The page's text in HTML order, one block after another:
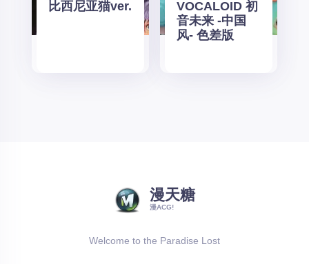
比西尼亚猫ver.
VOCALOID 初
音未来 -中国
风- 色差版
漫天糖
漫ACG!
Welcome to the Paradise Lost